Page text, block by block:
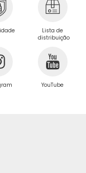
Lista de
distribuição
YouTube